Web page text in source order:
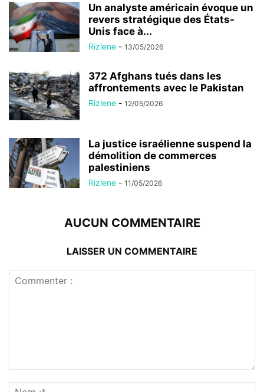
Un analyste américain évoque un
revers stratégique des États-
Unis face à...
Rizlene - 13/05/2026
372 Afghans tués dans les
affrontements avec le Pakistan
Rizlene - 12/05/2026
La justice israélienne suspend la
démolition de commerces
palestiniens
Rizlene - 11/05/2026
AUCUN COMMENTAIRE
LAISSER UN COMMENTAIRE